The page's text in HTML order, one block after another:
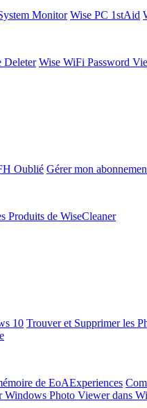
Monitor Wise PC 1stAid
Deleter Wise WiFi Password
Oublié Gérer mon
Produits de WiseCleaner
10 Trouver et Supprimer les
de EoAExperiences
Windows Photo Viewer dans